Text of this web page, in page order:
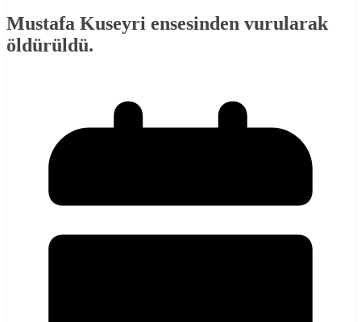
Mustafa Kuseyri ensesinden vurularak
öldürüldü.